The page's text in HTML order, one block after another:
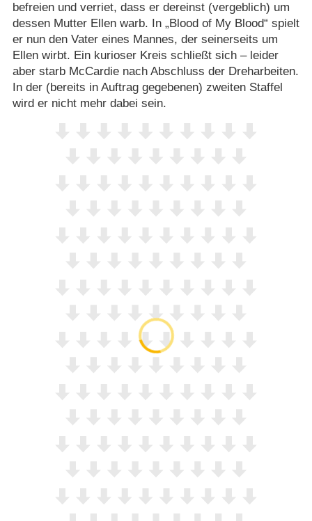
befreien und verriet, dass er dereinst (vergeblich) um
dessen Mutter Ellen warb. In „Blood of My Blood“ spielt
er nun den Vater eines Mannes, der seinerseits um
Ellen wirbt. Ein kurioser Kreis schließt sich – leider
aber starb McCardie nach Abschluss der Dreharbeiten.
In der (bereits in Auftrag gegebenen) zweiten Staffel
wird er nicht mehr dabei sein.